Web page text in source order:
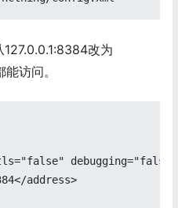
改为
访问。
address>